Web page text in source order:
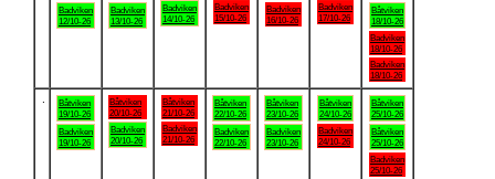
Badviken
12/10-26
Badviken
13/10-26
Badviken
14/10-26
Badviken
15/10-26
Badviken
16/10-26
Badviken
17/10-26
Båtviken
18/10-26
Badviken
18/10-26
Badviken
18/10-26
Båtviken
19/10-26
Badviken
19/10-26
Båtviken
20/10-26
Badviken
20/10-26
Båtviken
21/10-26
Badviken
21/10-26
Båtviken
22/10-26
Badviken
22/10-26
Båtviken
23/10-26
Badviken
23/10-26
Båtviken
24/10-26
Badviken
24/10-26
Båtviken
25/10-26
Båtviken
25/10-26
Badviken
25/10-26